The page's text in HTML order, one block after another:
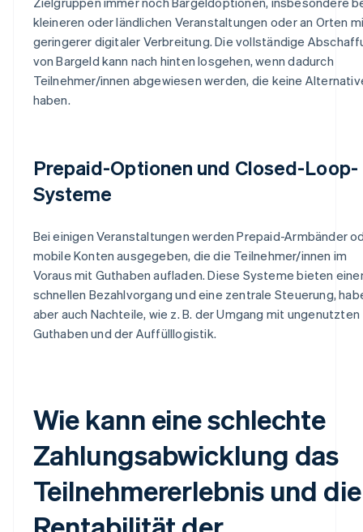
kleineren oder ländlichen Veranstaltungen oder an Orten
geringerer digitaler Verbreitung. Die vollständige
von Bargeld kann nach hinten losgehen, wenn dadurch
Teilnehmer/innen abgewiesen werden, die keine
haben.
Prepaid-Optionen und Closed-Loop-
Systeme
Bei einigen Veranstaltungen werden Prepaid-Armbänder
mobile Konten ausgegeben, die die Teilnehmer/innen im
Voraus mit Guthaben aufladen. Diese Systeme bieten
schnellen Bezahlvorgang und eine zentrale Steuerung,
aber auch Nachteile, wie z. B. der Umgang mit ungenutzten
Guthaben und der Auffülllogistik.
Wie kann eine schlechte
Zahlungsabwicklung das
Teilnehmererlebnis und die